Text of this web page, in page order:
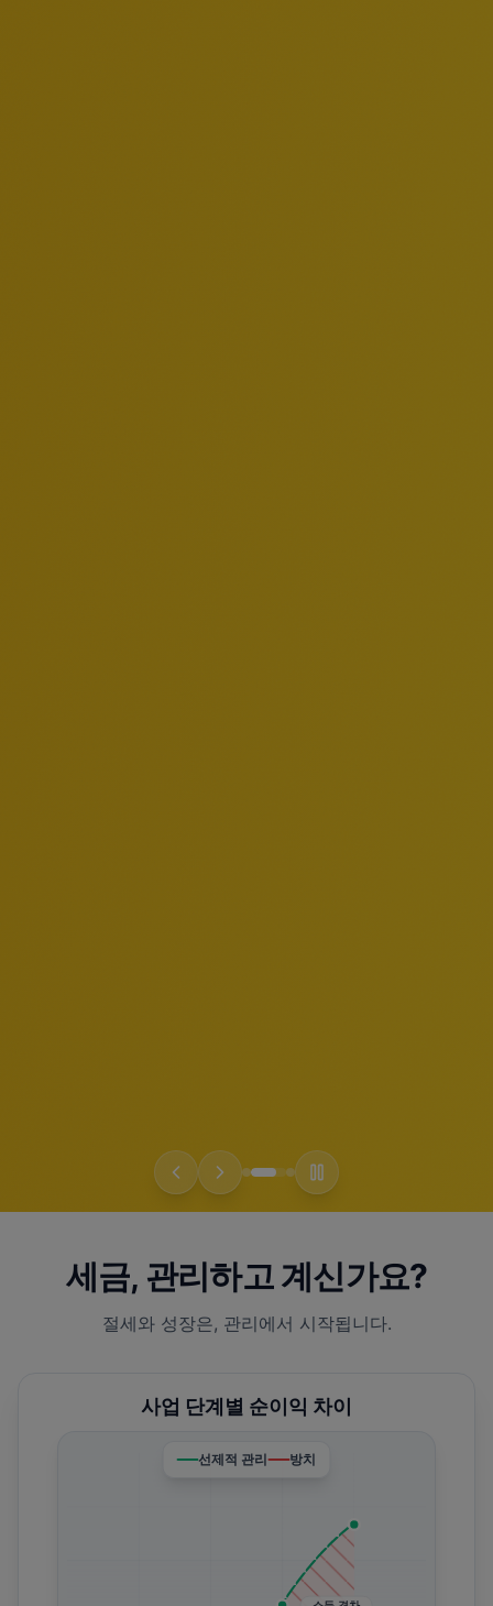
세금, 관리하고 계신가요?
절세와 성장은, 관리에서 시작됩니다.
사업 단계별 순이익 차이
선제적 관리 방치